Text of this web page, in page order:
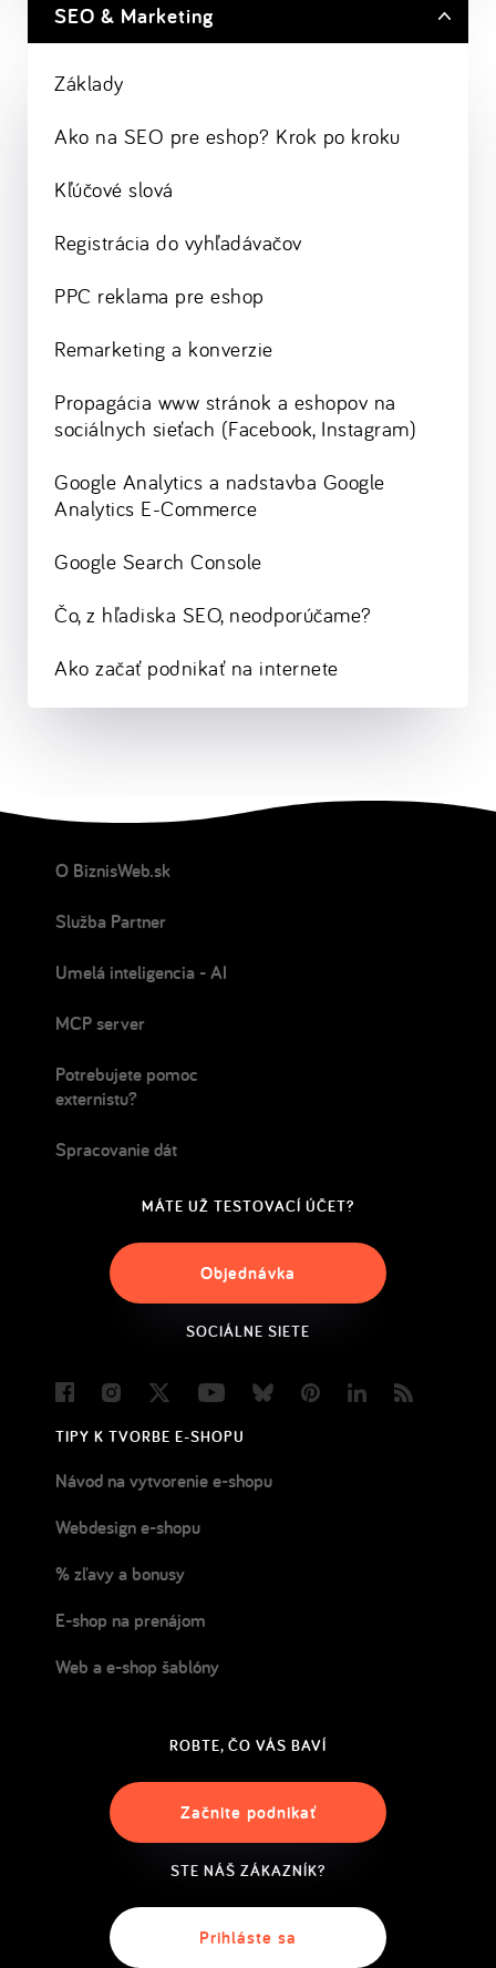
SEO & Marketing
Základy
Ako na SEO pre eshop? Krok po kroku
Kľúčové slová
Registrácia do vyhľadávačov
PPC reklama pre eshop
Remarketing a konverzie
Propagácia www stránok a eshopov na
sociálnych sieťach (Facebook, Instagram)
Google Analytics a nadstavba Google
Analytics E-Commerce
Google Search Console
Čo, z hľadiska SEO, neodporúčame?
Ako začať podnikať na internete
O BiznisWeb.sk
Služba Partner
Umelá inteligencia - AI
MCP server
Potrebujete pomoc
externistu?
Spracovanie dát
MÁTE UŽ TESTOVACÍ ÚČET?
Objednávka
SOCIÁLNE SIETE
FacebookInstagram
Twitter YoutubeBlueskyPinterestLinkedIn
TIPY K TVORBE E-SHOPU
Návod na vytvorenie e-shopu
Webdesign e-shopu
% zľavy a bonusy
E-shop na prenájom
Web a e-shop šablóny
ROBTE, ČO VÁS BAVÍ
Začnite podnikať
STE NÁŠ ZÁKAZNÍK?
Prihláste sa